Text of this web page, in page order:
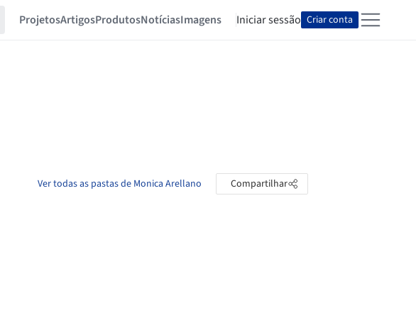
ProjetosArtigosProdutosNotíciasImagens Iniciar sessão Criar conta
Ver todas as pastas de Monica Arellano Compartilhar